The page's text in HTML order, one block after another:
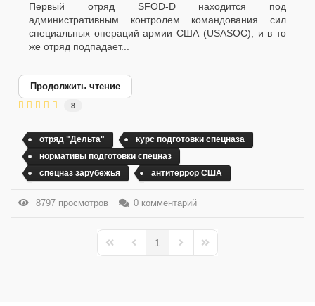
Первый отряд SFOD-D находится под
административным контролем командования сил
специальных операций армии США (USASOC), и в то
же отряд подпадает...
Продолжить чтение
8
отряд "Дельта"
курс подготовки спецназа
нормативы подготовки спецназ
спецназ зарубежья
антитеррор США
8797 просмотров 0 комментарий
First PagePrevious Page
1
Next PageLast Page